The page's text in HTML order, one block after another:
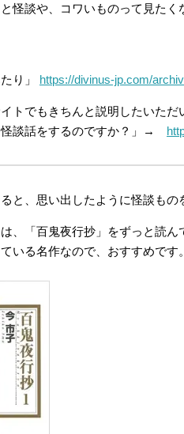
怪談や、コワいものって見た
り」 https://divinus-jp.com/
トでもきちんと説明したいただ
怪談話をするのですか？」→
と、思い出したように怪談もの
、「百鬼夜行抄」をずっと読ん
いる名作なので、おすすめです。